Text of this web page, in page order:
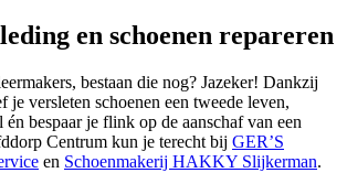
en schoenen repareren
bestaan die nog? Jazeker! Dankzij
je versleten schoenen een tweede leven,
bespaar je flink op de aanschaf van een
Centrum kun je terecht bij GER’S
en Schoenmakerij HAKKY Slijkerman.